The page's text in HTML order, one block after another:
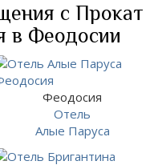
с Прокат
в Феодосии
Феодосия
Отель
Алые Паруса